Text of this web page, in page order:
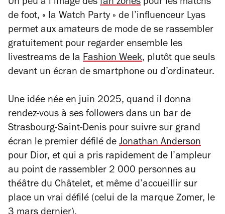
Un peu à l’image des fan zones pour les matchs
de foot, « la Watch Party » de l’influenceur Lyas
permet aux amateurs de mode de se rassembler
gratuitement pour regarder ensemble les
livestreams de la Fashion Week, plutôt que seuls
devant un écran de smartphone ou d’ordinateur.
Une idée née en juin 2025, quand il donna
rendez-vous à ses followers dans un bar de
Strasbourg-Saint-Denis pour suivre sur grand
écran le premier défilé de Jonathan Anderson
pour Dior, et qui a pris rapidement de l’ampleur
au point de rassembler 2 000 personnes au
théâtre du Châtelet, et même d’accueillir sur
place un vrai défilé (celui de la marque Zomer, le